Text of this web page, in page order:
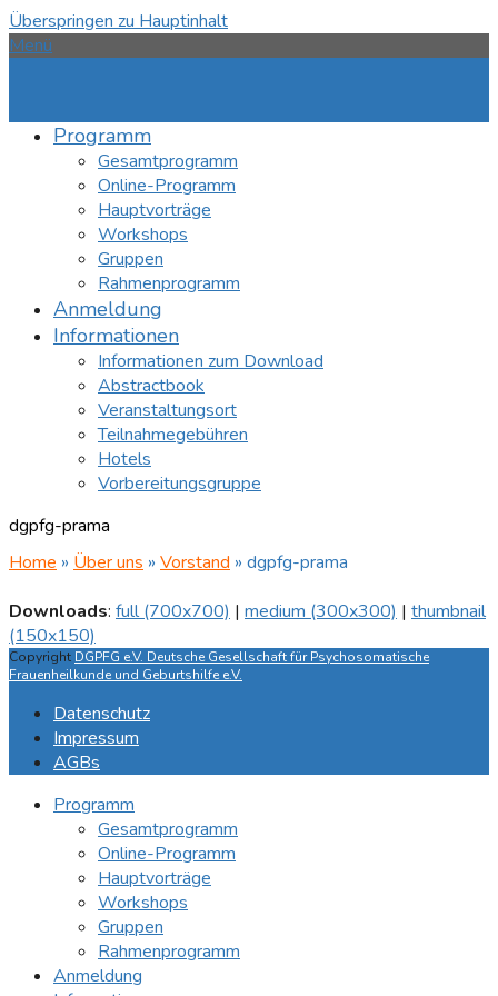
Überspringen zu Hauptinhalt
Menü
Programm
Gesamtprogramm
Online-Programm
Hauptvorträge
Workshops
Gruppen
Rahmenprogramm
Anmeldung
Informationen
Informationen zum Download
Abstractbook
Veranstaltungsort
Teilnahmegebühren
Hotels
Vorbereitungsgruppe
dgpfg-prama
Home » Über uns » Vorstand » dgpfg-prama
Downloads: full (700x700) | medium (300x300) | thumbnail
(150x150)
Copyright DGPFG e.V. Deutsche Gesellschaft für Psychosomatische
Frauenheilkunde und Geburtshilfe e.V.
Datenschutz
Impressum
AGBs
Programm
Gesamtprogramm
Online-Programm
Hauptvorträge
Workshops
Gruppen
Rahmenprogramm
Anmeldung